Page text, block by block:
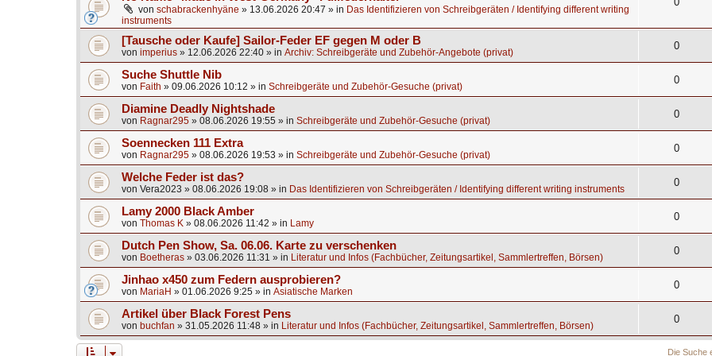
von schabrackenhyäne » 13.06.2026 20:47 » in Das Identifizieren von Schreibgeräten / Identifying different writing
instruments
[Tausche oder Kaufe] Sailor-Feder EF gegen M oder B
von imperius » 12.06.2026 22:40 » in Archiv: Schreibgeräte und Zubehör-Angebote (privat)
0
Suche Shuttle Nib
von Faith » 09.06.2026 10:12 » in Schreibgeräte und Zubehör-Gesuche (privat)
0
Diamine Deadly Nightshade
von Ragnar295 » 08.06.2026 19:55 » in Schreibgeräte und Zubehör-Gesuche (privat)
0
Soennecken 111 Extra
von Ragnar295 » 08.06.2026 19:53 » in Schreibgeräte und Zubehör-Gesuche (privat)
0
Welche Feder ist das?
von Vera2023 » 08.06.2026 19:08 » in Das Identifizieren von Schreibgeräten / Identifying different writing instruments
0
Lamy 2000 Black Amber
von Thomas K » 08.06.2026 11:42 » in Lamy
0
Dutch Pen Show, Sa. 06.06. Karte zu verschenken
von Boetheras » 03.06.2026 11:31 » in Literatur und Infos (Fachbücher, Zeitungsartikel, Sammlertreffen, Börsen)
0
Jinhao x450 zum Federn ausprobieren?
von MariaH » 01.06.2026 9:25 » in Asiatische Marken
0
Artikel über Black Forest Pens
von buchfan » 31.05.2026 11:48 » in Literatur und Infos (Fachbücher, Zeitungsartikel, Sammlertreffen, Börsen)
0
Die Suche